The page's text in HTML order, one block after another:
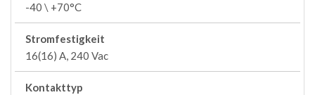
-40 \ +70°C
Stromfestigkeit
16(16) A, 240 Vac
Kontakttyp